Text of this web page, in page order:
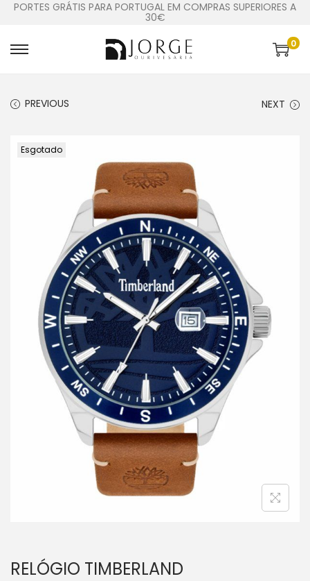
PORTES GRÁTIS PARA PORTUGAL EM COMPRAS SUPERIORES A
30€
0
PREVIOUS NEXT
Esgotado
RELÓGIO TIMBERLAND